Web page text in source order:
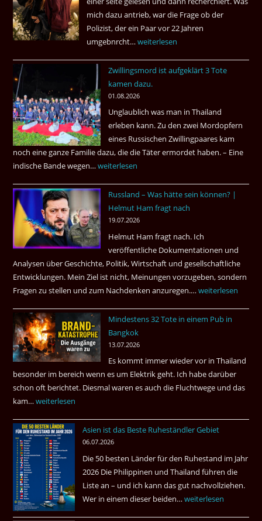
mich dazu antrieb, war die Frage ob der
Polizist, der ein Paar vor 22 Jahren
umgebnrcht…Nach
Jahren,
ist
der
Mörder
wieder
frei
?
weiterlesen
Zwillingsmord ist aufgeklärt 3 Tote
kamen dazu.
01.08.2026
Unglaublich was man in Thailand
erleben kann. Zu den zwei Mordopfern
eines Russischen Zwillingpaares kam
noch eine ganze Familie dazu, die die Täter ermordet haben. – Eine
indische Bande wegen…Zwillingsmord
aufgeklärt
3
Tote
kamen
dazu.
weiterlesen
Russland – Was hätte sein können? |
Helmut Ham fragt nach
19.07.2026
Helmut Ham fragt nach. Ich
veröffentliche Dokumentationen und
Analysen über Geschichte, Politik, Wirtschaft und gesellschaftliche
Entwicklungen. Mein Ziel ist nicht, Meinungen vorzugeben, sondern
Fragen zu stellen und zum Nachdenken anzuregen.…Russland
Was
können?
|
Helmut
fragt
weiterlesen
Mindestens 32 Tote in einem Pub in
Bangkok
13.07.2026
Es kommt immer wieder vor in Thailand
besonder im bereich wenn es um Elektrik geht. Ich habe darüber
schon oft berichtet. Diesmal waren es auch die Fluchtwege und das
kam…Mindestens
Tote
einem
Pub
Bangkok
weiterlesen
Asien ist das Beste Ruheständler Gebiet
06.07.2026
Die 50 besten Länder für den Ruhestand im Jahr
2026 Die Philippinen und Thailand führen die
Liste an – und ich kann das gut nachvollziehen.
Wer in einem dieser beiden…Asien
weiterlesen